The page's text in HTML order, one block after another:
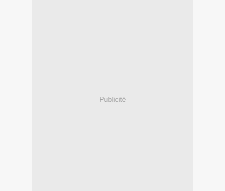
Publicité